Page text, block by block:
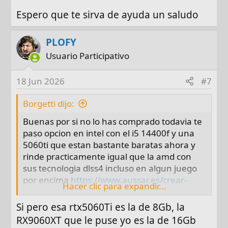
216-mesh-rgb/
-Tarjeta Gráfica Powercolor Reaper AMD
Radeon RX 9060 XT 16GB GDDR6 -- 429.95€
Coolmod
https://www.coolmod.com/powercolor-
reaper-amd-radeon-rx-9060-xt-16gb-gddr6/
TOTAL: 890€
Con esto se te quedaría un equipo molón
para jugara la mayoría de juegos sin
problemas unos años.
Buen procesador AMD AM4 (plataforma AM5
ahora mismo esta imposible por precio
deshorbitado de la RAM DDR5), que rendirá
muy bien en cualquier tarea y juego,
además de ser de bajo consumo, solo un
65W TDP
Espero que te sirva de ayuda un saludo
PLOFY
Usuario Participativo
18 Jun 2026
#7
Borgetti dijo:
Buenas por si no lo has comprado todavia te
paso opcion en intel con el i5 14400f y una
5060ti que estan bastante baratas ahora y
rinde practicamente igual que la amd con
sus tecnologia dlss4 incluso en algun juego
por encima https://www.aussar.es/crear-
carrito...85-68463&qp=1-1-1-1-1-1&c=0-0-0-0-
0-0&cr=&s=1
Hacer clic para expandir...
Si pero esa rtx5060Ti es la de 8Gb, la
RX9060XT que le puse yo es la de 16Gb